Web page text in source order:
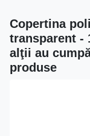
Copertina
transparent -
alţii au
produse